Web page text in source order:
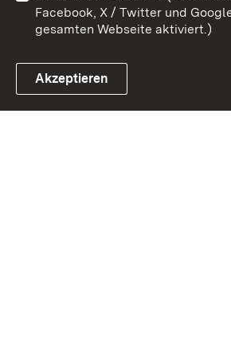
Link zum Landesportal
Facebook, X / Twitter und
gesamten Webseite aktiviert.)
Akzeptieren